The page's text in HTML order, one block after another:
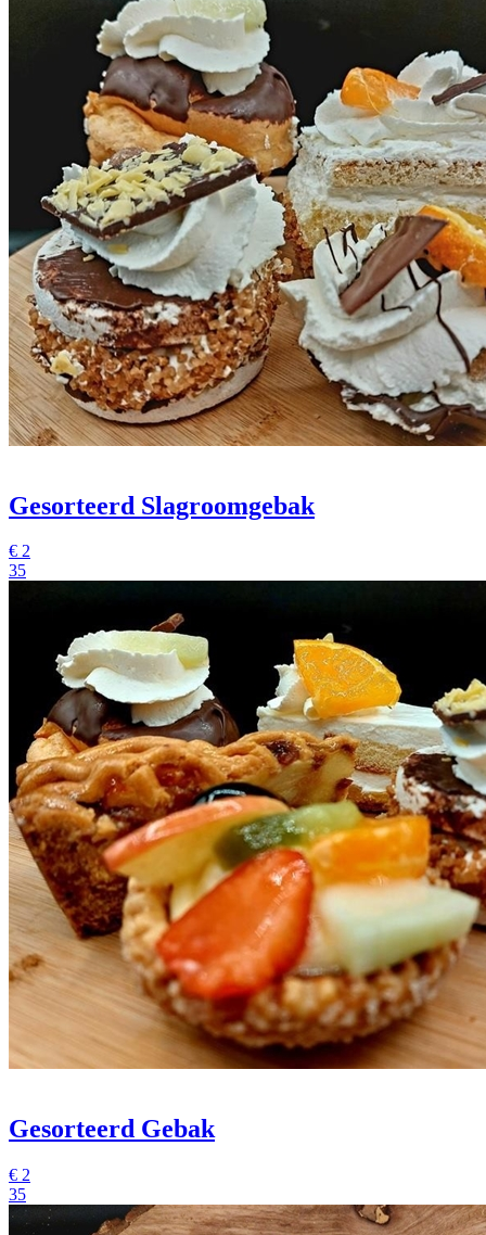
Gesorteerd Slagroomgebak
€ 2
35
Gesorteerd Gebak
€ 2
35